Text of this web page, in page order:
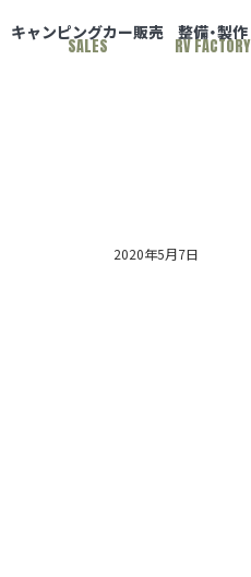
キャンピングカー販売
SALES
整備・製作
RV FACTORY
2020年5月7日